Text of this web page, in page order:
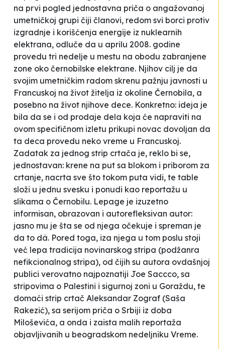
na prvi pogled jednostavna priča o angažovanoj
umetničkoj grupi čiji članovi, redom svi borci protiv
izgradnje i korišćenja energije iz nuklearnih
elektrana, odluče da u aprilu 2008. godine
provedu tri nedelje u mestu na obodu zabranjene
zone oko černobilske elektrane. Njihov cilj je da
svojim umetničkim radom skrenu pažnju javnosti u
Francuskoj na život žitelja iz okoline Černobila, a
posebno na život njihove dece. Konkretno: ideja je
bila da se i od prodaje dela koja će napraviti na
ovom specifičnom izletu prikupi novac dovoljan da
ta deca provedu neko vreme u Francuskoj.
Zadatak za jednog strip crtača je, reklo bi se,
jednostavan: krene na put sa blokom i priborom za
crtanje, nacrta sve što tokom puta vidi, te table
složi u jednu svesku i ponudi kao reportažu u
slikama o Černobilu. Lepage je izuzetno
informisan, obrazovan i autorefleksivan autor:
jasno mu je šta se od njega očekuje i spreman je
da to dâ. Pored toga, iza njega u tom poslu stoji
već lepa tradicija novinarskog stripa (podžanra
nefikcionalnog stripa), od čijih su autora ovdašnjoj
publici verovatno najpoznatiji Joe Saccco, sa
stripovima o Palestini i sigurnoj zoni u Goraždu, te
domaći strip crtač Aleksandar Zograf (Saša
Rakezić), sa serijom priča o Srbiji iz doba
Miloševića, a onda i zaista malih reportaža
objavljivanih u beogradskom nedeljniku Vreme.